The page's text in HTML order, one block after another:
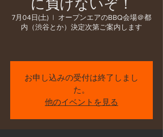
7月04日(土)
  |
オープンエアのBBQ会場＠都
内（渋谷とか）決定次第ご案内します
お申し込みの受付は終了しまし
た。
他のイベントを見る